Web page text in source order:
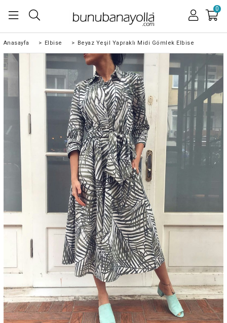
0
Anasayfa > Elbise > Beyaz Yeşil Yapraklı Midi Gömlek Elbise